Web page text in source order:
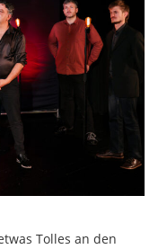
Tolles an den